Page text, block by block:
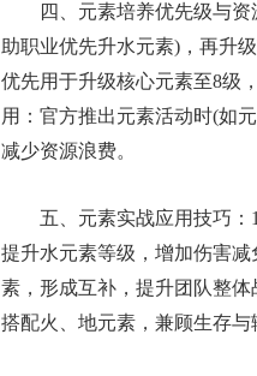
四、元素培养优先级与
助职业优先升水元素)，再升
优先用于升级核心元素至8级
用：官方推出元素活动时(如
减少资源浪费。
五、元素实战应用技巧：
提升水元素等级，增加伤害
素，形成互补，提升团队整
搭配火、地元素，兼顾生存与